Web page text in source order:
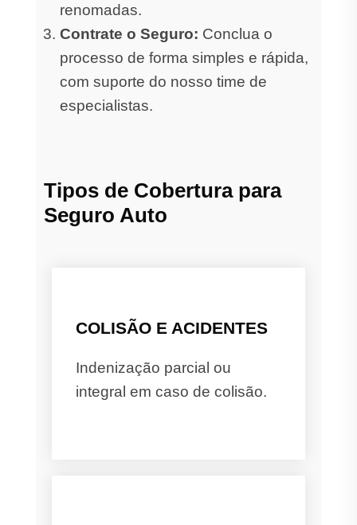
renomadas.
Contrate o Seguro: Conclua o
processo de forma simples e rápida,
com suporte do nosso time de
especialistas.
Tipos de Cobertura para
Seguro Auto
COLISÃO E ACIDENTES
Indenização parcial ou
integral em caso de colisão.